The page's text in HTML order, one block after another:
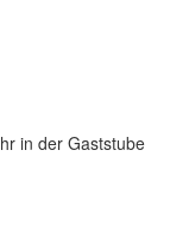
in der Gaststube